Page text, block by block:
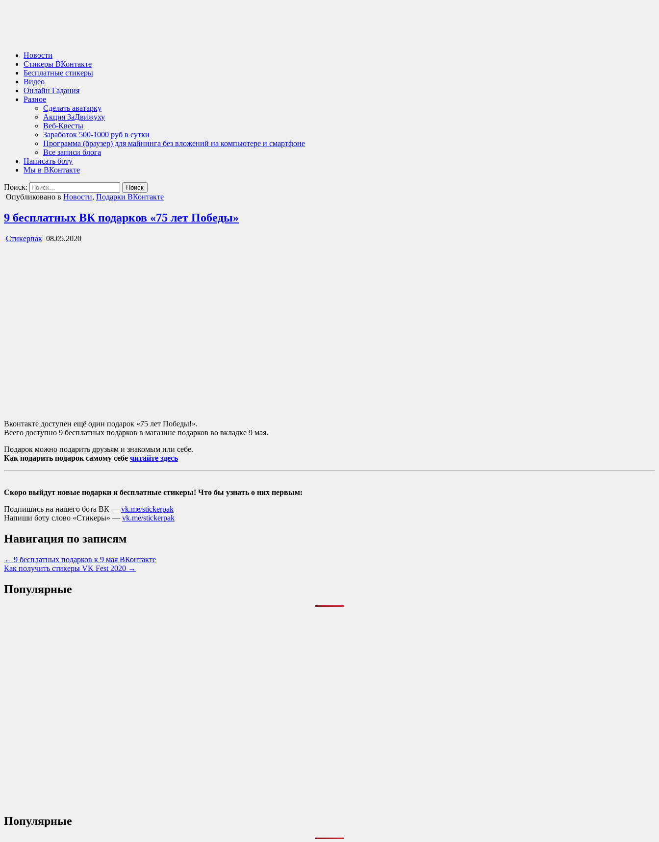
Новости
Стикеры ВКонтакте
Бесплатные стикеры
Видео
Онлайн Гадания
Разное
Сделать аватарку
Акция ЗаДвижуху
Веб-Квесты
Заработок 500-1000 руб в сутки
Программа (браузер) для майнинга без вложений на компьютере и смартфоне
Все записи блога
Написать боту
Мы в ВКонтакте
Поиск:
Опубликовано в Новости, Подарки ВКонтакте
9 бесплатных ВК подарков «75 лет Победы»
Стикерпак 08.05.2020
Вконтакте доступен ещё один подарок «75 лет Победы!».
Всего доступно 9 бесплатных подарков в магазине подарков во вкладке 9 мая.
Подарок можно подарить друзьям и знакомым или себе.
Как подарить подарок самому себе читайте здесь
Скоро выйдут новые подарки и бесплатные стикеры! Что бы узнать о них первым:
Подпишись на нашего бота ВК — vk.me/stickerpak
Напиши боту слово «Стикеры» — vk.me/stickerpak
Навигация по записям
← 9 бесплатных подарков к 9 мая ВКонтакте
Как получить стикеры VK Fest 2020 →
Популярные
Популярные